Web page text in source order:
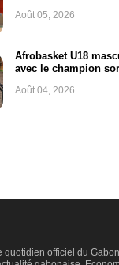
Août 05, 2026
Afrobasket U18
avec le champion
Août 04, 2026
quotidien officiel du Gabon